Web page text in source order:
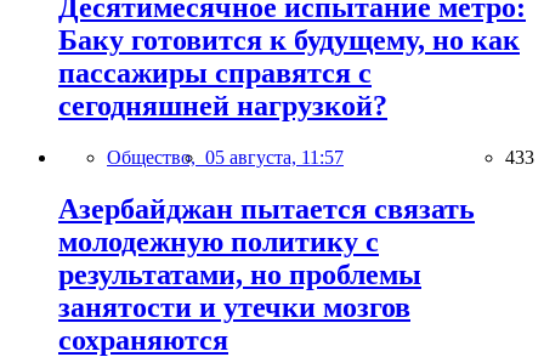
Десятимесячное испытание метро:
Баку готовится к будущему, но как
пассажиры справятся с
сегодняшней нагрузкой?
Общество, 05 августа, 11:57 433
Азербайджан пытается связать
молодежную политику с
результатами, но проблемы
занятости и утечки мозгов
сохраняются